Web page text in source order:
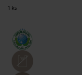
1 ks